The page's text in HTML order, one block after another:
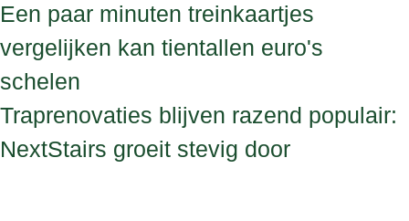
Een paar minuten treinkaartjes
vergelijken kan tientallen euro's
schelen
Traprenovaties blijven razend populair:
NextStairs groeit stevig door